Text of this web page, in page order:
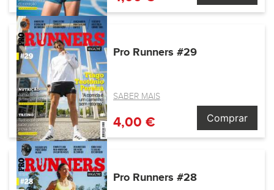
Pro Runners #29
SABER MAIS
4,00 € Comprar
Pro Runners #28